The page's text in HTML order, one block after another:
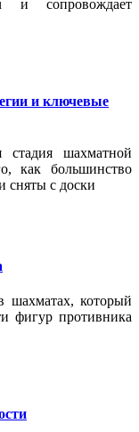
и сопровождает
и ключевые
шахматной
как большинство
сняты с доски
шахматах, который
фигур противника